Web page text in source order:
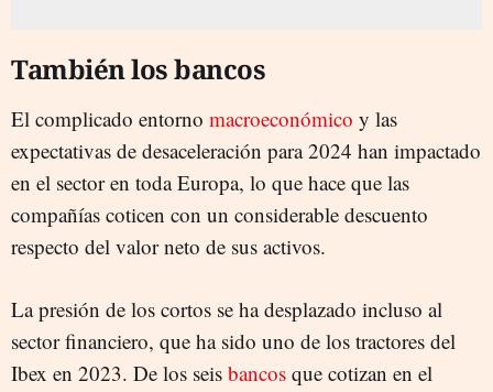
También los bancos
El complicado entorno macroeconómico y las
expectativas de desaceleración para 2024 han impactado
en el sector en toda Europa, lo que hace que las
compañías coticen con un considerable descuento
respecto del valor neto de sus activos.
La presión de los cortos se ha desplazado incluso al
sector financiero, que ha sido uno de los tractores del
Ibex en 2023. De los seis bancos que cotizan en el